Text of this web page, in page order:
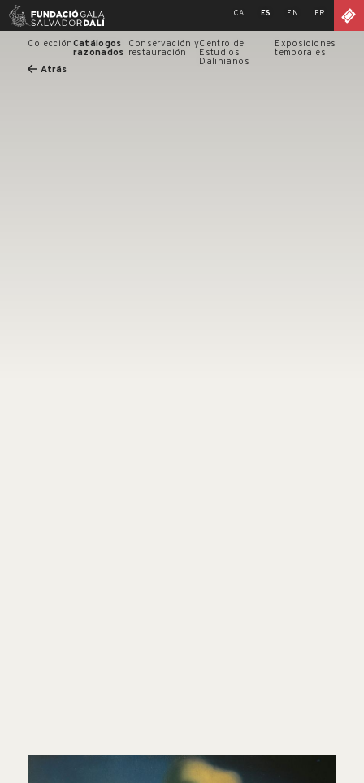
Skip
CA ES EN FR
ColecciónCatálogos
razonados
Conservación y
restauración
Centro de
Estudios
Dalinianos
Exposiciones
temporales
Atrás